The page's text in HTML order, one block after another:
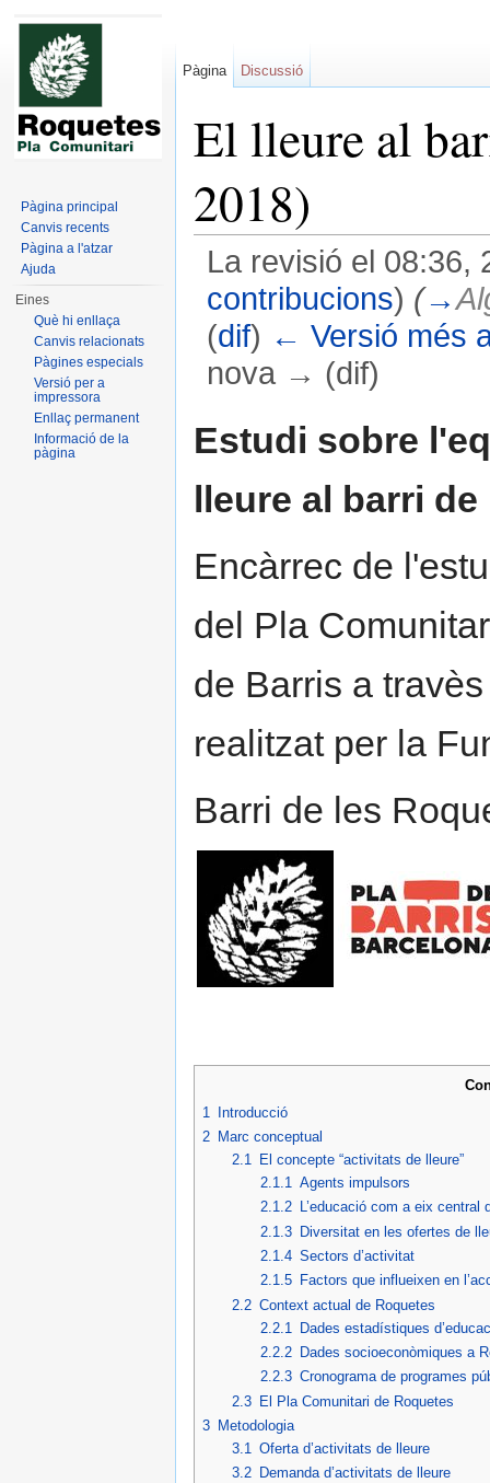
El lleure al
2018)
La revisió el 08:36,
contribucions) (→
(dif) ← Versió més
nova → (dif)
Estudi sobre
lleure al barri
Encàrrec de
del Pla
de Barris a
realitzat per la
Barri de les
1
Introducció
2 Marc conceptual
2.1
El concepte “activitats de lleure”
2.1.1
Agents impulsors
2.1.2 L’educació com a eix
2.1.3 Diversitat en les ofertes de
2.1.4 Sectors d’activitat
2.1.5 Factors que influeixen en
2.2 Context actual de Roquetes
2.2.1
Dades estadístiques
2.2.2 Dades socioeconòmiques a
2.2.3 Cronograma de programes
2.3 El Pla Comunitari de Roquetes
3 Metodologia
3.1
Oferta d’activitats de lleure
3.2
Demanda d’activitats de lleure
Pàgina Discussió
Pàgina principal
Canvis recents
Pàgina a l'atzar
Ajuda
Eines
Què hi enllaça
Canvis relacionats
Pàgines especials
Versió per a
impressora
Enllaç permanent
Informació de la
pàgina